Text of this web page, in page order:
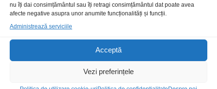
nu îți dai consimțământul sau îți retragi consimțământul dat poate avea
afecte negative asupra unor anumite funcționalități și funcții.
Administrează serviciile
Acceptă
Vezi preferințele
Sursa PC ATX 500W Spacer
gaming modulara
199,00lei/Buc
Sursa 24.0V 4A 2.5×5.5mm